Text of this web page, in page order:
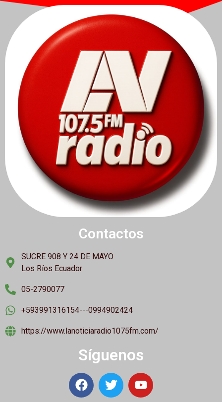
Contactos
SUCRE 908 Y 24 DE MAYO
Los Ríos Ecuador
05-2790077
+593991316154---0994902424
https://www.lanoticiaradio1075fm.com/
Síguenos